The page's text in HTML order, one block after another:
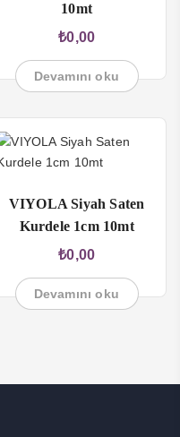
10mt
₺0,00
Devamını oku
VIYOLA Siyah Saten
Kurdele 1cm 10mt
₺0,00
Devamını oku